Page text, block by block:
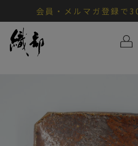
会員・メルマガ登録で